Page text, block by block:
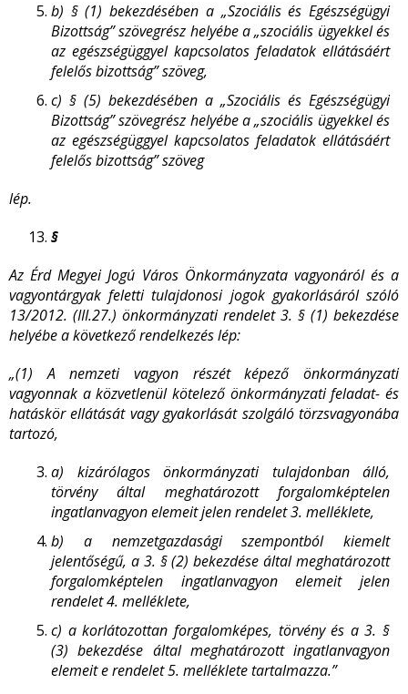
b) § (1) bekezdésében a „Szociális és Egészségügyi
Bizottság” szövegrész helyébe a „szociális ügyekkel és
az egészségüggyel kapcsolatos feladatok ellátásáért
felelős bizottság” szöveg,
c) § (5) bekezdésében a „Szociális és Egészségügyi
Bizottság” szövegrész helyébe a „szociális ügyekkel és
az egészségüggyel kapcsolatos feladatok ellátásáért
felelős bizottság” szöveg
lép.
§
Az Érd Megyei Jogú Város Önkormányzata vagyonáról és a
vagyontárgyak feletti tulajdonosi jogok gyakorlásáról szóló
13/2012. (III.27.) önkormányzati rendelet 3. § (1) bekezdése
helyébe a következő rendelkezés lép:
„(1) A nemzeti vagyon részét képező önkormányzati
vagyonnak a közvetlenül kötelező önkormányzati feladat- és
hatáskör ellátását vagy gyakorlását szolgáló törzsvagyonába
tartozó,
a) kizárólagos önkormányzati tulajdonban álló,
törvény által meghatározott forgalomképtelen
ingatlanvagyon elemeit jelen rendelet 3. melléklete,
b) a nemzetgazdasági szempontból kiemelt
jelentőségű, a 3. § (2) bekezdése által meghatározott
forgalomképtelen ingatlanvagyon elemeit jelen
rendelet 4. melléklete,
c) a korlátozottan forgalomképes, törvény és a 3. §
(3) bekezdése által meghatározott ingatlanvagyon
elemeit e rendelet 5. melléklete tartalmazza.”